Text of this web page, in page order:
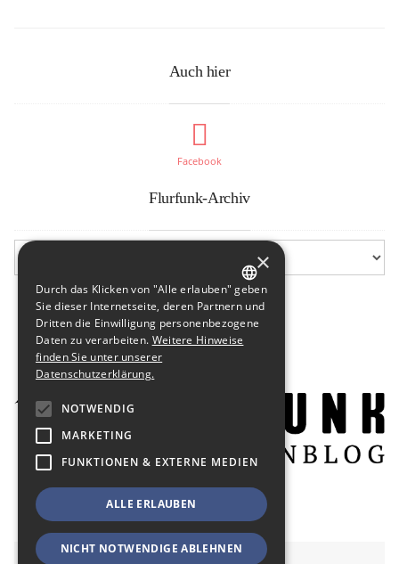
Auch hier
Facebook
Flurfunk-Archiv
GERMAN
ENGLISH
×
Durch das Klicken von "Alle erlauben" geben
Sie dieser Internetseite, deren Partnern und
Dritten die Einwilligung personenbezogene
Daten zu verarbeiten. Weitere Hinweise
finden Sie unter unserer
Datenschutzerklärung.
NOTWENDIG
MARKETING
FUNKTIONEN & EXTERNE MEDIEN
ALLE ERLAUBEN
NICHT NOTWENDIGE ABLEHNEN